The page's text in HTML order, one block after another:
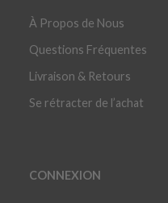
À Propos de Nous
Questions Fréquentes
Livraison & Retours
Se rétracter de l’achat
CONNEXION